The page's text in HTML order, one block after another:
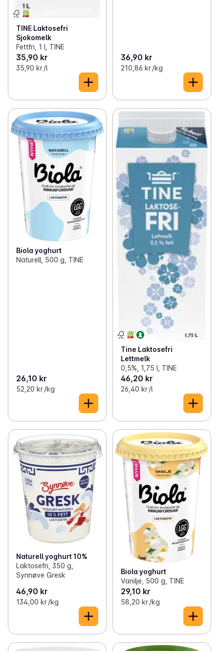
TINE Laktosefri
Sjokomelk
Fettfri, 1 l, TINE
35,90 kr
35,90 kr /l
36,90 kr
210,86 kr /kg
Biola yoghurt
Naturell, 500 g, TINE
26,10 kr
52,20 kr /kg
Tine Laktosefri
Lettmelk
0,5%, 1,75 l, TINE
46,20 kr
26,40 kr /l
Naturell yoghurt 10%
Laktosefri, 350 g,
Synnøve Gresk
46,90 kr
134,00 kr /kg
Biola yoghurt
Vanilje, 500 g, TINE
29,10 kr
58,20 kr /kg